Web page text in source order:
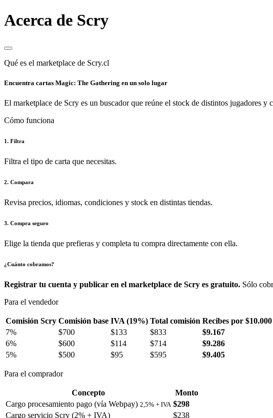
Acerca de Scry
Qué es el marketplace de Scry.cl
Encuentra cartas Magic: The Gathering en un solo lugar
El marketplace de Scry es un buscador que reúne el stock de distintos jugadores y
Cómo funciona
1. Filtra
Filtra el tipo de carta que necesitas.
2. Compara
Revisa precios, idiomas, condiciones y stock en distintas tiendas.
3. Compra seguro
Elige la tienda que prefieras y completa tu compra directamente con ella.
¿Cuánto cobramos?
Registrar tu cuenta y publicar en el marketplace de Scry es gratuito. Sólo
Para el vendedor
Comisión Scry Comisión base IVA (19%) Total comisión Recibes por $10.000
7%
$700 $133 $833
$9.167
6%
$600 $114 $714
$9.286
5%
$500 $95 $595 $9.405
Para el comprador
Concepto
Monto
Cargo procesamiento pago (vía Webpay) 2,5% + IVA $298
Cargo servicio Scry (2% + IVA)
$238